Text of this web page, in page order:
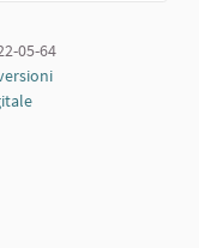
05-64